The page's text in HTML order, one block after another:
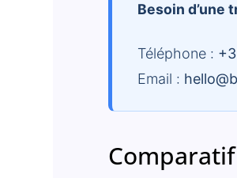
Besoin d’une
Téléphone :
Email :